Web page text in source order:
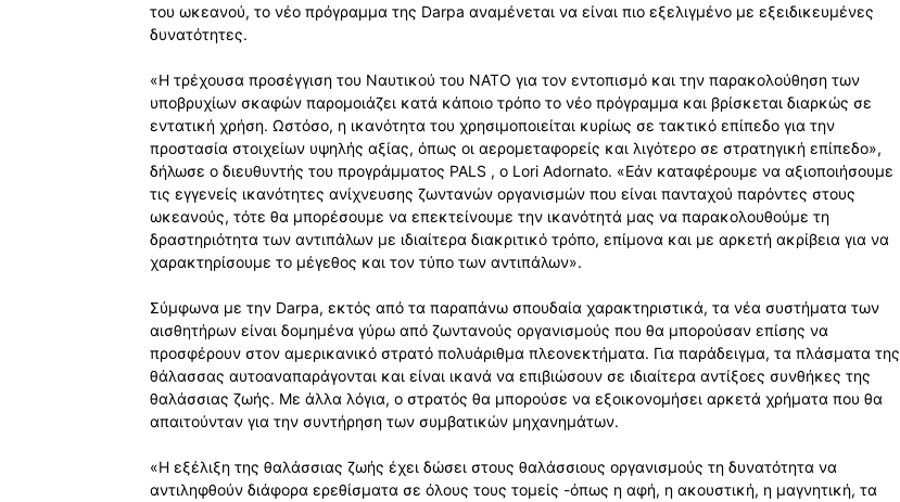
του ωκεανού, το νέο πρόγραμμα της Darpa αναμένεται να είναι πιο εξελιγμένο με εξειδικευμένες
δυνατότητες.
«Η τρέχουσα προσέγγιση του Ναυτικού του ΝΑΤΟ για τον εντοπισμό και την παρακολούθηση των
υποβρυχίων σκαφών παρομοιάζει κατά κάποιο τρόπο το νέο πρόγραμμα και βρίσκεται διαρκώς σε
εντατική χρήση. Ωστόσο, η ικανότητα του χρησιμοποιείται κυρίως σε τακτικό επίπεδο για την
προστασία στοιχείων υψηλής αξίας, όπως οι αερομεταφορείς και λιγότερο σε στρατηγική επίπεδο»,
δήλωσε ο διευθυντής του προγράμματος PALS , ο Lori Adornato. «Εάν καταφέρουμε να αξιοποιήσουμε
τις εγγενείς ικανότητες ανίχνευσης ζωντανών οργανισμών που είναι πανταχού παρόντες στους
ωκεανούς, τότε θα μπορέσουμε να επεκτείνουμε την ικανότητά μας να παρακολουθούμε τη
δραστηριότητα των αντιπάλων με ιδιαίτερα διακριτικό τρόπο, επίμονα και με αρκετή ακρίβεια για να
χαρακτηρίσουμε το μέγεθος και τον τύπο των αντιπάλων».
Σύμφωνα με την Darpa, εκτός από τα παραπάνω σπουδαία χαρακτηριστικά, τα νέα συστήματα των
αισθητήρων είναι δομημένα γύρω από ζωντανούς οργανισμούς που θα μπορούσαν επίσης να
προσφέρουν στον αμερικανικό στρατό πολυάριθμα πλεονεκτήματα. Για παράδειγμα, τα πλάσματα της
θάλασσας αυτοαναπαράγονται και είναι ικανά να επιβιώσουν σε ιδιαίτερα αντίξοες συνθήκες της
θαλάσσιας ζωής. Με άλλα λόγια, ο στρατός θα μπορούσε να εξοικονομήσει αρκετά χρήματα που θα
απαιτούνταν για την συντήρηση των συμβατικών μηχανημάτων.
«Η εξέλιξη της θαλάσσιας ζωής έχει δώσει στους θαλάσσιους οργανισμούς τη δυνατότητα να
αντιληφθούν διάφορα ερεθίσματα σε όλους τους τομείς -όπως η αφή, η ακουστική, η μαγνητική, τα